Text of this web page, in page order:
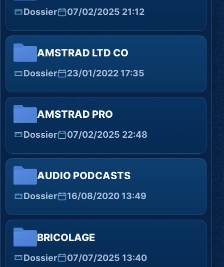
Dossier 07/02/2025 21:12
AMSTRAD LTD CO
Dossier 23/01/2022 17:35
AMSTRAD PRO
Dossier 07/02/2025 22:48
AUDIO PODCASTS
Dossier 16/08/2020 13:49
BRICOLAGE
Dossier 07/07/2025 13:40